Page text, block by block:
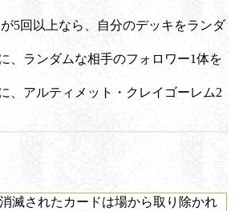
が5回以上なら、自分のデッキをランダ
、ランダムな相手のフォロワー1体を
、アルティメット・クレイゴーレム2
消滅されたカードは場から取り除かれ